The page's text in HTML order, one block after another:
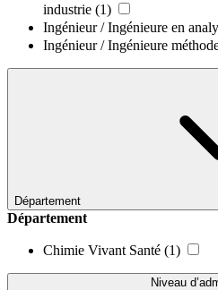
industrie (1)
Ingénieur / Ingénieure en
Ingénieur / Ingénieure
Département
Département
Chimie Vivant Santé (1)
Niveau